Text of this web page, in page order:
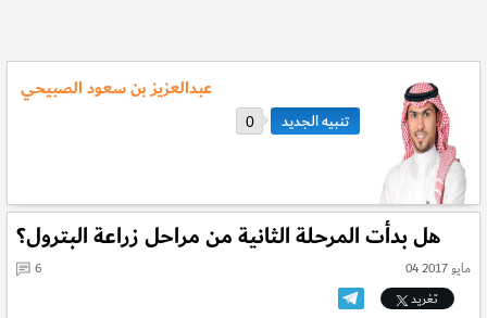
عبدالعزيز بن سعود الصبيحي
0
هل بدأت المرحلة الثانية من مراحل زراعة البترول؟
04 مايو 2017
6
تغريد